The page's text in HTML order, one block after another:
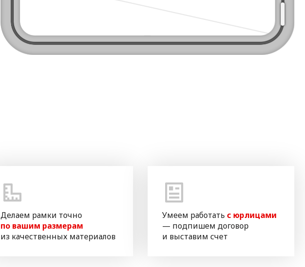
Делаем рамки точно
по вашим размерам
из качественных материалов
Умеем работать с юрлицами
— подпишем договор
и выставим счет